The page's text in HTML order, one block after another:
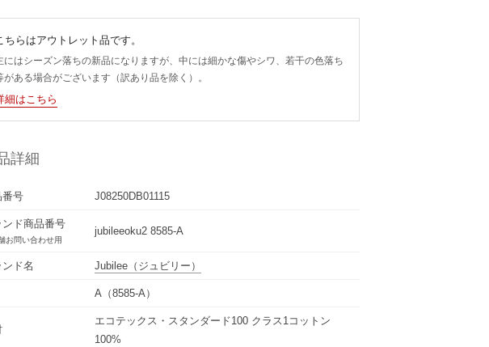
ちらはアウトレット品です。
にはシーズン落ちの新品になりますが、中には細かな傷やシワ、若干の色落ち
がある場合がございます（訳あり品を除く）。
細はこちら
詳細
番号 J08250DB01115
ンド商品番号
お問い合わせ用
jubileeoku2 8585-A
ンド名 Jubilee （ジュビリー）
A（8585-A）
エコテックス・スタンダード100 クラス1コットン
100%